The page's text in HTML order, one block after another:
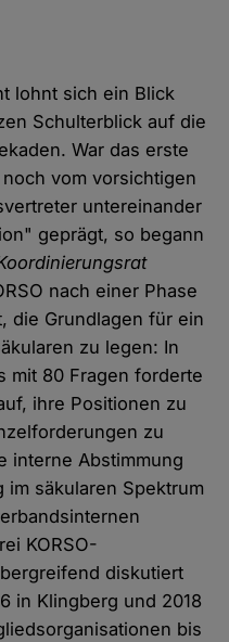
lohnt sich ein Blick
Schulterblick auf die
War das erste
vom vorsichtigen
untereinander
geprägt, so begann
nach einer Phase
die Grundlagen für ein
zu legen: In
mit 80 Fragen forderte
ihre Positionen zu
zu
interne Abstimmung
säkularen Spektrum
KORSO-
diskutiert
in Klingberg und 2018
bis